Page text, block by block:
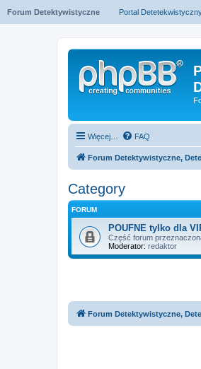
Forum Detektywistyczne Portal
Więcej… FAQ
Forum Detektywistyczne,
Category
FORUM
POUFNE tylko dla
Część forum
Moderator: redaktor
Forum Detektywistyczne,